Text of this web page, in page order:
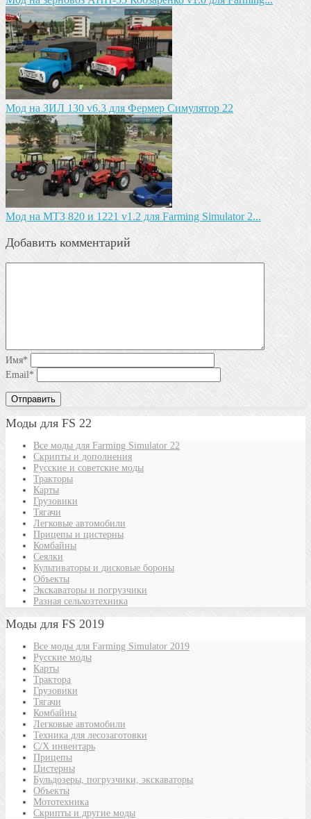
Мод на ЗИЛ 130 v6.3 для Фермер Симулятор 22
Мод на МТЗ 820 и 1221 v1.2 для Farming Simulator 2...
Добавить комментарий
Имя*
Email*
Моды для FS 22
Все моды для Farming Simulator 22
Скрипты и дополнения
Русские и советские моды
Тракторы
Карты
Грузовики
Тягачи
Легковые автомобили
Прицепы и цистерны
Комбайны
Сеялки
Культиваторы и дисковые бороны
Объекты
Экскаваторы и погрузчики
Разная сельхозтехника
Моды для FS 2019
Все моды для Farming Simulator 2019
Русские моды
Карты
Трактора
Грузовики
Тягачи
Комбайны
Легковые автомобили
Техника для лесозаготовки
С/Х инвентарь
Прицепы
Цистерны
Бульдозеры, погрузчики, экскаваторы
Объекты
Мототехника
Скрипты и другие моды